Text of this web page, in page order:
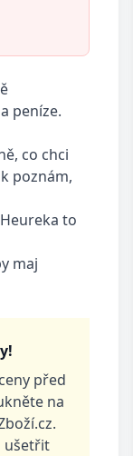
peníze.
co chci
poznám,
to
maj
před
na
ušetřit